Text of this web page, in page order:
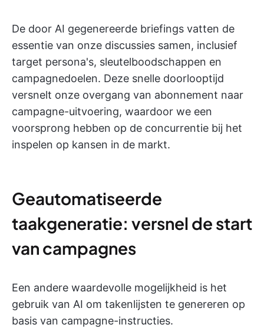
De door AI gegenereerde briefings vatten de
essentie van onze discussies samen, inclusief
target persona's, sleutelboodschappen en
campagnedoelen. Deze snelle doorlooptijd
versnelt onze overgang van abonnement naar
campagne-uitvoering, waardoor we een
voorsprong hebben op de concurrentie bij het
inspelen op kansen in de markt.
Geautomatiseerde
taakgeneratie: versnel de start
van campagnes
Een andere waardevolle mogelijkheid is het
gebruik van AI om takenlijsten te genereren op
basis van campagne-instructies.